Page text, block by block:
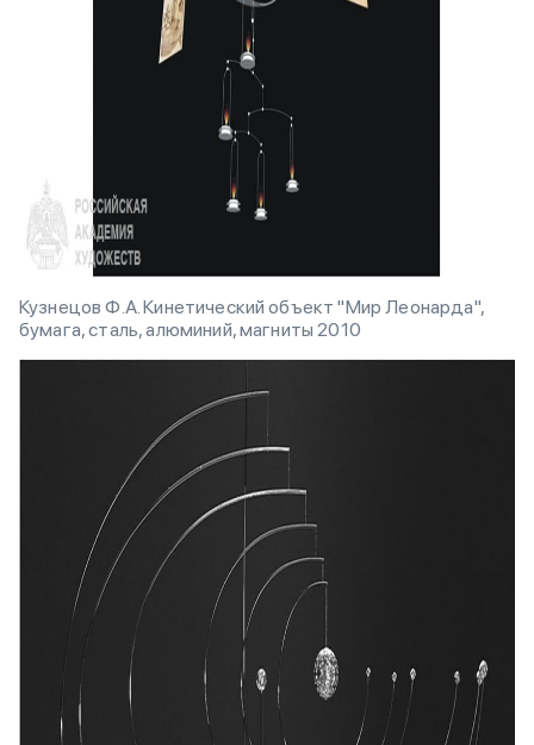
Кузнецов Ф.А. Кинетический объект "Мир Леонарда",
бумага, сталь, алюминий, магниты 2010